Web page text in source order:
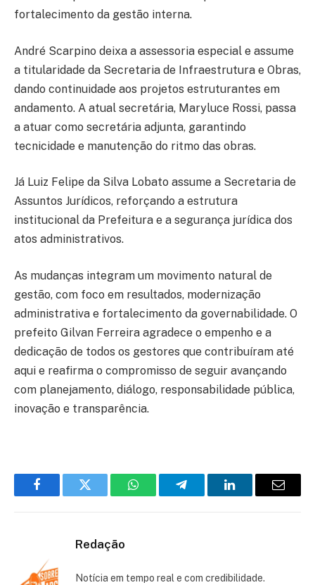
fortalecimento da gestão interna.
André Scarpino deixa a assessoria especial e assume
a titularidade da Secretaria de Infraestrutura e Obras,
dando continuidade aos projetos estruturantes em
andamento. A atual secretária, Maryluce Rossi, passa
a atuar como secretária adjunta, garantindo
tecnicidade e manutenção do ritmo das obras.
Já Luiz Felipe da Silva Lobato assume a Secretaria de
Assuntos Jurídicos, reforçando a estrutura
institucional da Prefeitura e a segurança jurídica dos
atos administrativos.
As mudanças integram um movimento natural de
gestão, com foco em resultados, modernização
administrativa e fortalecimento da governabilidade. O
prefeito Gilvan Ferreira agradece o empenho e a
dedicação de todos os gestores que contribuíram até
aqui e reafirma o compromisso de seguir avançando
com planejamento, diálogo, responsabilidade pública,
inovação e transparência.
FacebookTwitter WhatsAppTelegramLinkedInEmail
Redação
Notícia em tempo real e com credibilidade.